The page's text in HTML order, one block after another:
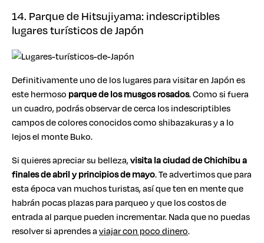
14. Parque de Hitsujiyama: indescriptibles
lugares turísticos de Japón
Definitivamente uno de los lugares para visitar en Japón es
este hermoso parque de los musgos rosados. Como si fuera
un cuadro, podrás observar de cerca los indescriptibles
campos de colores conocidos como shibazakuras y a lo
lejos el monte Buko.
Si quieres apreciar su belleza,visita la ciudad de Chichibu a
finales de abril y principios de mayo. Te advertimos que para
esta época van muchos turistas, así que ten en mente que
habrán pocas plazas para parqueo y que los costos de
entrada al parque pueden incrementar. Nada que no puedas
resolver si aprendes aviajar con poco dinero.